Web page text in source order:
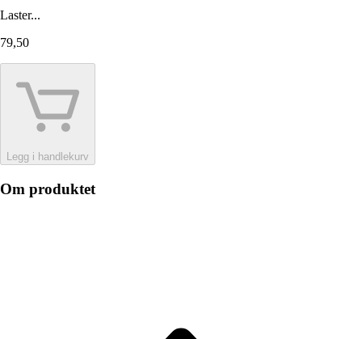
Laster...
79,50
Legg i handlekurv
Om produktet